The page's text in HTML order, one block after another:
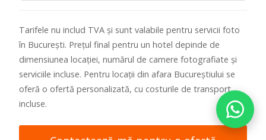
Tarifele nu includ TVA și sunt valabile pentru servicii foto
în București. Prețul final pentru un hotel depinde de
dimensiunea locației, numărul de camere fotografiate și
serviciile incluse. Pentru locații din afara Bucureștiului se
oferă o ofertă personalizată, cu costurile de transport
incluse.